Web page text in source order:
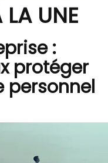
LA UNE
:
protéger
personnel